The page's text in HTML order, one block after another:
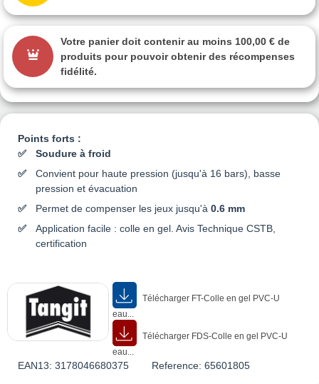
Points forts :
Soudure à froid
Convient pour haute pression (jusqu'à 16 bars), basse
pression et évacuation
Permet de compenser les jeux jusqu'à 0.6 mm
Application facile : colle en gel. Avis Technique CSTB,
certification
Télécharger FT-Colle en gel PVC-U
eau...
Télécharger FDS-Colle en gel PVC-U
eau...
EAN13: 3178046680375 Reference: 65601805
Votre panier doit contenir au moins 100,00 € de
produits pour pouvoir obtenir des récompenses
fidélité.